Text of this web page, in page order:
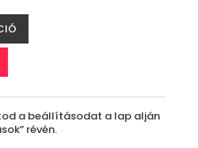
a beállításodat a lap alján
révén.